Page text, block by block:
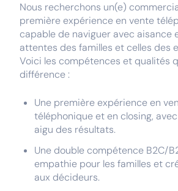
Nous recherchons un(e)
première expérience en vente
capable de naviguer avec aisance
attentes des familles et celles des
Voici les compétences et qualités
différence :
Une première expérience en
téléphonique et en closing,
aigu des résultats.
Une double compétence B2C/
empathie pour les familles et
aux décideurs.